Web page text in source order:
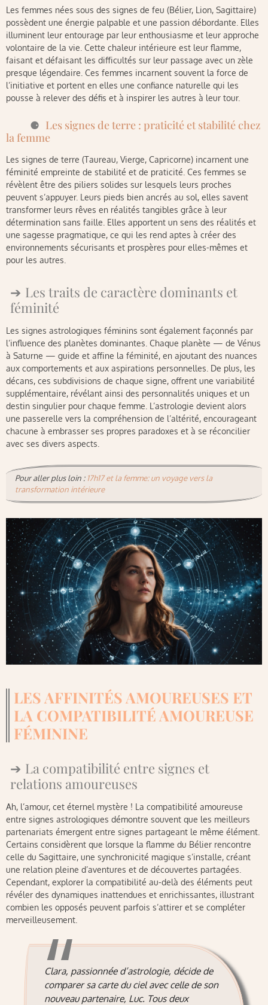
Les femmes nées sous des signes de feu (Bélier, Lion, Sagittaire)
possèdent une énergie palpable et une passion débordante. Elles
illuminent leur entourage par leur enthousiasme et leur approche
volontaire de la vie. Cette chaleur intérieure est leur flamme,
faisant et défaisant les difficultés sur leur passage avec un zèle
presque légendaire. Ces femmes incarnent souvent la force de
l’initiative et portent en elles une confiance naturelle qui les
pousse à relever des défis et à inspirer les autres à leur tour.
Les signes de terre : praticité et stabilité chez
la femme
Les signes de terre (Taureau, Vierge, Capricorne) incarnent une
féminité empreinte de stabilité et de praticité. Ces femmes se
révèlent être des piliers solides sur lesquels leurs proches
peuvent s’appuyer. Leurs pieds bien ancrés au sol, elles savent
transformer leurs rêves en réalités tangibles grâce à leur
détermination sans faille. Elles apportent un sens des réalités et
une sagesse pragmatique, ce qui les rend aptes à créer des
environnements sécurisants et prospères pour elles-mêmes et
pour les autres.
Les traits de caractère dominants et
féminité
Les signes astrologiques féminins sont également façonnés par
l’influence des planètes dominantes. Chaque planète — de Vénus
à Saturne — guide et affine la féminité, en ajoutant des nuances
aux comportements et aux aspirations personnelles. De plus, les
décans, ces subdivisions de chaque signe, offrent une variabilité
supplémentaire, révélant ainsi des personnalités uniques et un
destin singulier pour chaque femme. L’astrologie devient alors
une passerelle vers la compréhension de l’altérité, encourageant
chacune à embrasser ses propres paradoxes et à se réconcilier
avec ses divers aspects.
Pour aller plus loin : 17h17 et la femme: un voyage vers la
transformation intérieure
LES AFFINITÉS AMOUREUSES ET
LA COMPATIBILITÉ AMOUREUSE
FÉMININE
La compatibilité entre signes et
relations amoureuses
Ah, l’amour, cet éternel mystère ! La compatibilité amoureuse
entre signes astrologiques démontre souvent que les meilleurs
partenariats émergent entre signes partageant le même élément.
Certains considèrent que lorsque la flamme du Bélier rencontre
celle du Sagittaire, une synchronicité magique s’installe, créant
une relation pleine d’aventures et de découvertes partagées.
Cependant, explorer la compatibilité au-delà des éléments peut
révéler des dynamiques inattendues et enrichissantes, illustrant
combien les opposés peuvent parfois s’attirer et se compléter
merveilleusement.
Clara, passionnée d’astrologie, décide de
comparer sa carte du ciel avec celle de son
nouveau partenaire, Luc. Tous deux